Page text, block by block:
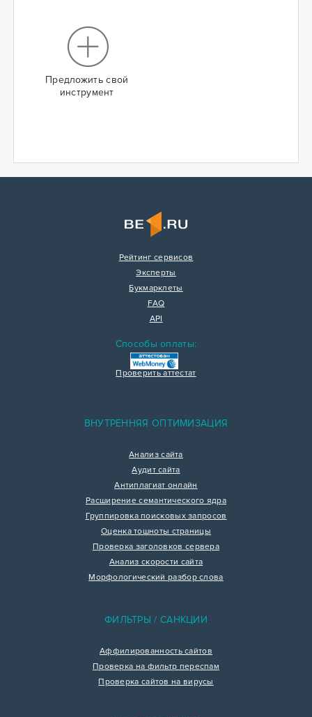
Предложить свой
инструмент
Рейтинг сервисов
Эксперты
Букмарклеты
FAQ
API
Способы оплаты:
Проверить аттестат
ВНУТРЕННЯЯ ОПТИМИЗАЦИЯ
Анализ сайта
Аудит сайта
Антиплагиат онлайн
Расширение семантического ядра
Группировка поисковых запросов
Оценка тошноты страницы
Проверка заголовков сервера
Анализ скорости сайта
Морфологический разбор слова
ФИЛЬТРЫ / САНКЦИИ
Аффилированность сайтов
Проверка на фильтр переспам
Проверка сайтов на вирусы